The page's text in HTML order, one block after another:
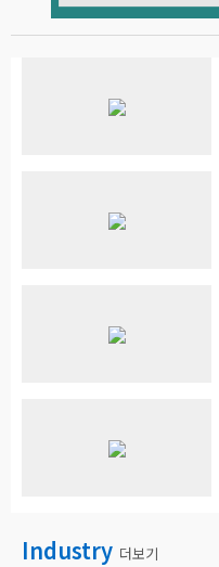
Industry 더보기